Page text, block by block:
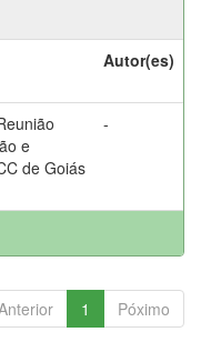
Autor(es)
e
de Goiás
-
1 Póximo